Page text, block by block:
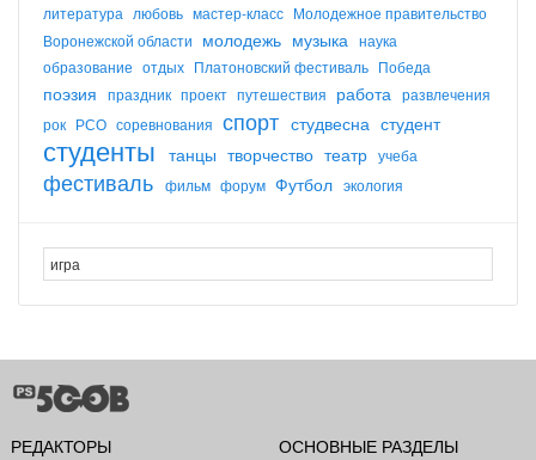
литература любовь мастер-класс Молодежное правительство
Воронежской области молодежь музыка наука
образование отдых Платоновский фестиваль Победа
поэзия праздник проект путешествия работа развлечения
рок РСО соревнования спорт студвесна студент
студенты танцы творчество театр учеба
фестиваль фильм форум Футбол экология
РЕДАКТОРЫ ОСНОВНЫЕ РАЗДЕЛЫ